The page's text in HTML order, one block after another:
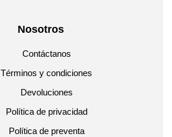
Nosotros
Contáctanos
Términos y condiciones
Devoluciones
Política de privacidad
Política de preventa